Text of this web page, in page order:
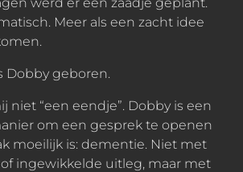
Meer als een zacht idee
Dobby geboren.
niet “een eendje”. Dobby is een
om een gesprek te openen
moeilijk is: dementie. Niet met
ingewikkelde uitleg, maar met